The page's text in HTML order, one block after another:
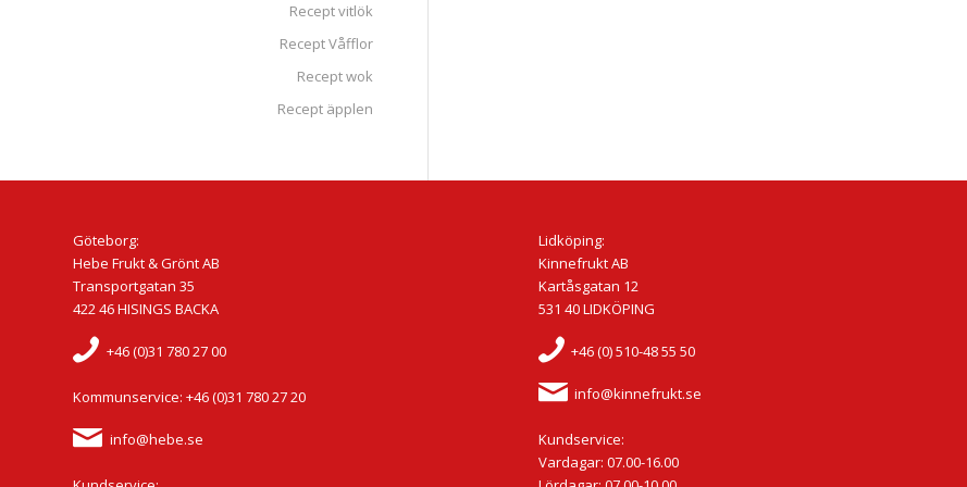
Recept vitlök
Recept Våfflor
Recept wok
Recept äpplen
Göteborg:
Hebe Frukt & Grönt AB
Transportgatan 35
422 46 HISINGS BACKA
+46 (0)31 780 27 00
Kommunservice: +46 (0)31 780 27 20
info@hebe.se
Lidköping:
Kinnefrukt AB
Kartåsgatan 12
531 40 LIDKÖPING
+46 (0) 510-48 55 50
info@kinnefrukt.se
Kundservice:
Vardagar: 07.00-16.00